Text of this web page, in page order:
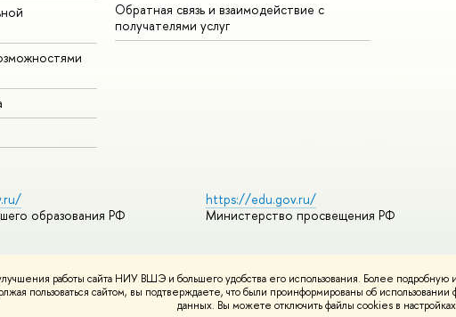
работы сайта НИУ ВШЭ и большего удобства его использования. Более
пользоваться сайтом, вы подтверждаете, что были проинформированы об
данных. Вы можете отключить файлы cookies в
Обратная связь и взаимодействие с
получателями услуг
образования РФ
https://edu.gov.ru/
Министерство просвещения РФ
и контактыУсловия использования материаловПолитика конфиденциальностиКарта
вШколе дизайна НИУ ВШЭ